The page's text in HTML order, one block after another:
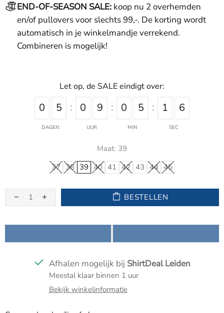
END-OF-SEASON SALE: koop nu 2 overhemden
en/of pullovers voor slechts 99,-. De korting wordt
automatisch in je winkelmandje verrekend.
Combineren is mogelijk!
0 5
DAGEN
0 9
UUR
0 5
MIN
1 6
SEC
Let op, de SALE eindigt over:
Maat: 39
37 38 39 40 41 42 43 44 45
BESTELLEN
Afhalen mogelijk bij ShirtDeal Leiden
Meestal klaar binnen 1 uur
Bekijk winkelinformatie